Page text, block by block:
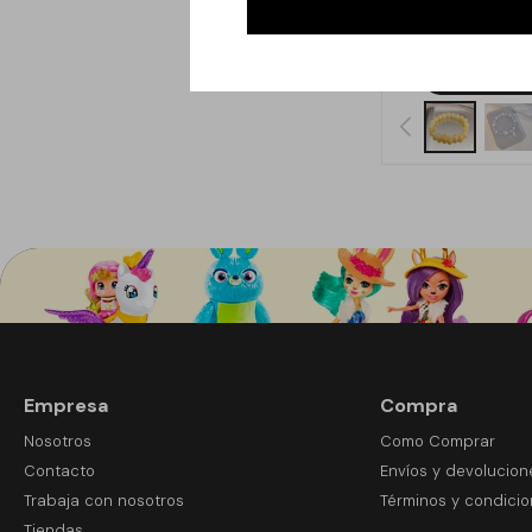
Empresa
Nosotros
Contacto
Trabaja con nosotros
Compra
Como Comprar
Envíos y
Términos y